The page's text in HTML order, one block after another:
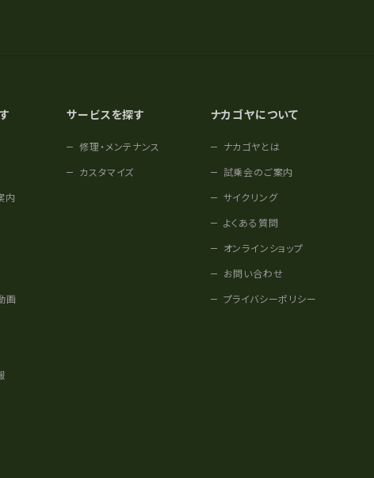
内
画
サービスを探す
修理・メンテナンス
カスタマイズ
ナカゴヤについて
ナカゴヤとは
試乗会のご案内
サイクリング
よくある質問
オンラインショップ
お問い合わせ
プライバシーポリシー